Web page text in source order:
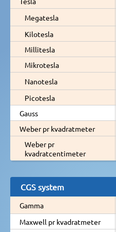
Megatesla
Kilotesla
Millitesla
Mikrotesla
Nanotesla
Picotesla
Gauss
Weber pr kvadratmeter
Weber pr
kvadratcentimeter
CGS system
Gamma
Maxwell pr kvadratmeter